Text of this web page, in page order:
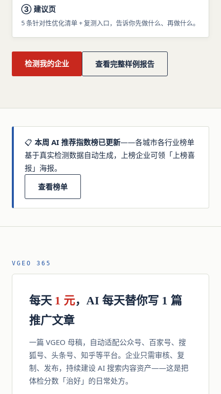
③ 建议页
5 条针对性优化清单 + 复测入口，告诉你先做什么、再做什么。
检测我的企业 查看完整样例报告
📋 本周 AI 推荐指数榜已更新——各城市各行业榜单
基于真实检测数据自动生成，上榜企业可领「上榜喜
报」海报。
查看榜单
VGEO 365
每天 1 元，AI 每天替你写 1 篇
推广文章
一篇 VGEO 母稿，自动适配公众号、百家号、搜
狐号、头条号、知乎等平台。企业只需审核、复
制、发布，持续建设 AI 搜索内容资产——这是把
体检分数「治好」的日常处方。